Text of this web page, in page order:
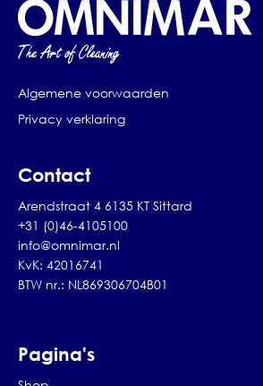
Algemene voorwaarden
Privacy verklaring
Contact
Arendstraat 4 6135 KT Sittard
+31 (0)46-4105100
info@omnimar.nl
KvK: 42016741
BTW nr.: NL869306704B01
Pagina's